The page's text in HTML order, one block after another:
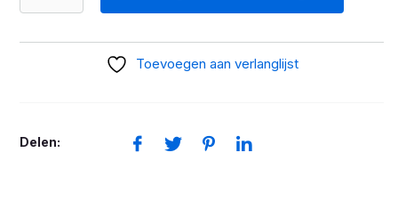
Toevoegen aan verlanglijst
Delen: